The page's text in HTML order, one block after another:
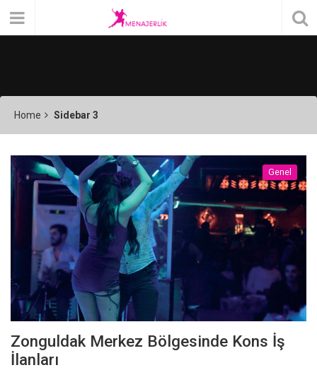
Home Sidebar 3
Genel
Zonguldak Merkez Bölgesinde Kons İş
İlanları